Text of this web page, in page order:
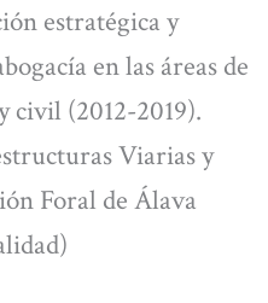
estratégica y
en las áreas de
civil (2012-2019).
Viarias y
Foral de Álava